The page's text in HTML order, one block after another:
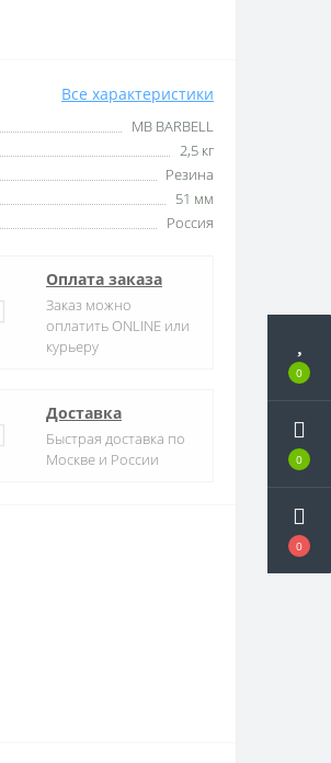
0
0
0
Все характеристики
MB BARBELL
2,5 кг
Резина
51 мм
Россия
Оплата заказа
Заказ можно
оплатить ONLINE или
курьеру
Доставка
Быстрая доставка по
Москве и России